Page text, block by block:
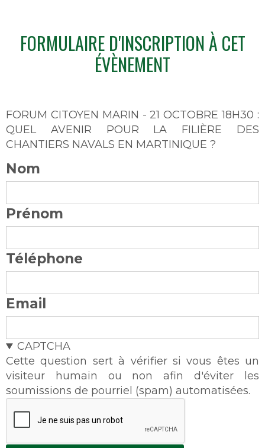
FORMULAIRE D'INSCRIPTION À CET
ÉVÈNEMENT
FORUM CITOYEN MARIN - 21 OCTOBRE 18H30 :
QUEL AVENIR POUR LA FILIÈRE DES
CHANTIERS NAVALS EN MARTINIQUE ?
Nom
Prénom
Téléphone
Email
CAPTCHA
Cette question sert à vérifier si vous êtes un
visiteur humain ou non afin d'éviter les
soumissions de pourriel (spam) automatisées.